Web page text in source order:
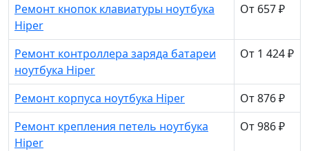
Ремонт кнопок клавиатуры ноутбука
Hiper
От 657 ₽
Ремонт контроллера заряда батареи
ноутбука Hiper
От 1 424 ₽
Ремонт корпуса ноутбука Hiper
От 876 ₽
Ремонт крепления петель ноутбука
Hiper
От 986 ₽